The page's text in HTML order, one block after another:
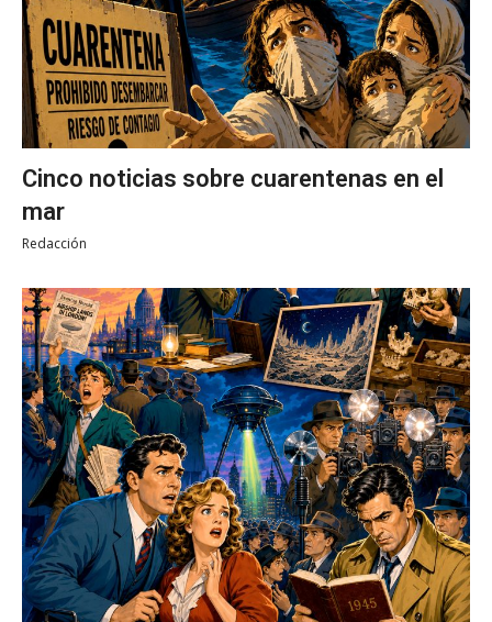
Cinco noticias sobre cuarentenas en el
mar
Redacción